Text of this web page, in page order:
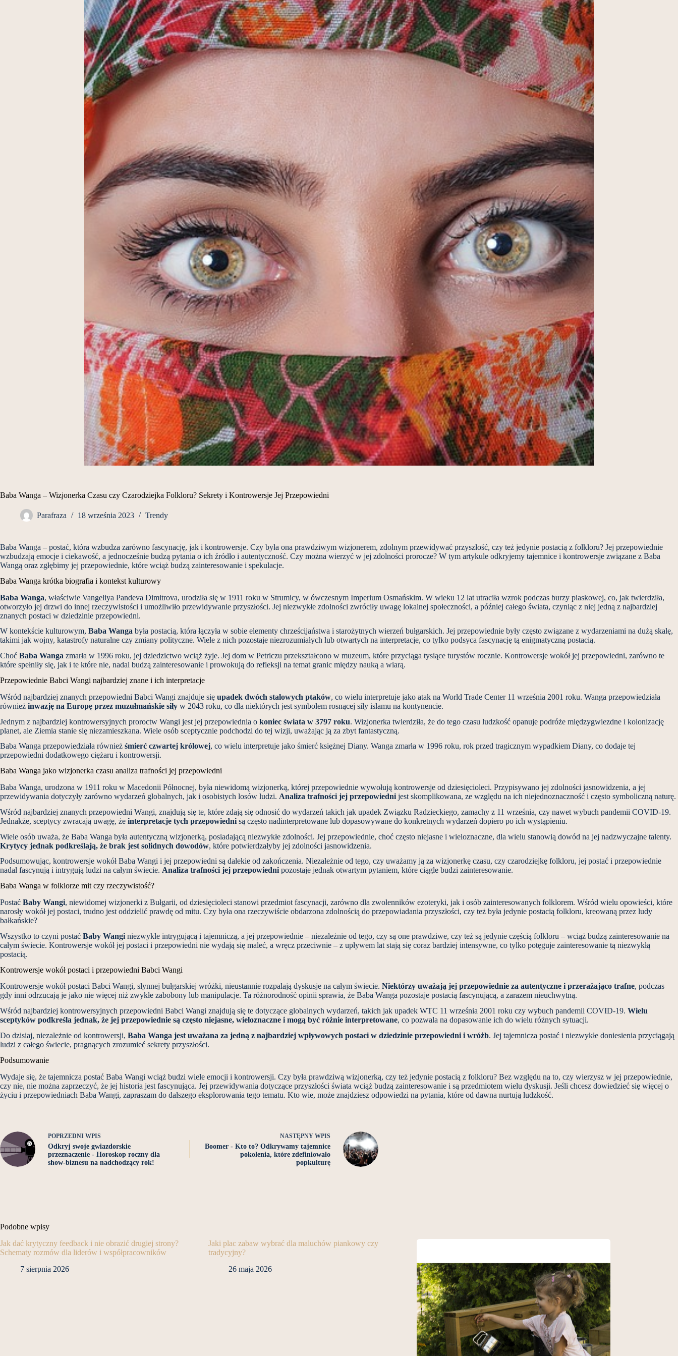
Baba Wanga – Wizjonerka Czasu czy Czarodziejka Folkloru? Sekrety i Kontrowersje Jej Przepowiedni
Parafraza 18 września 2023 Trendy
Baba Wanga – postać, która wzbudza zarówno fascynację, jak i kontrowersje. Czy była ona prawdziwym wizjonerem, zdolnym przewidywać przyszłość, czy też jedynie postacią z folkloru? Jej przepowiednie
wzbudzają emocje i ciekawość, a jednocześnie budzą pytania o ich źródło i autentyczność. Czy można wierzyć w jej zdolności prorocze? W tym artykule odkryjemy tajemnice i kontrowersje związane z Baba
Wangą oraz zgłębimy jej przepowiednie, które wciąż budzą zainteresowanie i spekulacje.
Baba Wanga krótka biografia i kontekst kulturowy
Baba Wanga, właściwie Vangeliya Pandeva Dimitrova, urodziła się w 1911 roku w Strumicy, w ówczesnym Imperium Osmańskim. W wieku 12 lat utraciła wzrok podczas burzy piaskowej, co, jak twierdziła,
otworzyło jej drzwi do innej rzeczywistości i umożliwiło przewidywanie przyszłości. Jej niezwykłe zdolności zwróciły uwagę lokalnej społeczności, a później całego świata, czyniąc z niej jedną z najbardziej
znanych postaci w dziedzinie przepowiedni.
W kontekście kulturowym, Baba Wanga była postacią, która łączyła w sobie elementy chrześcijaństwa i starożytnych wierzeń bułgarskich. Jej przepowiednie były często związane z wydarzeniami na dużą skalę,
takimi jak wojny, katastrofy naturalne czy zmiany polityczne. Wiele z nich pozostaje niezrozumiałych lub otwartych na interpretacje, co tylko podsyca fascynację tą enigmatyczną postacią.
Choć Baba Wanga zmarła w 1996 roku, jej dziedzictwo wciąż żyje. Jej dom w Petriczu przekształcono w muzeum, które przyciąga tysiące turystów rocznie. Kontrowersje wokół jej przepowiedni, zarówno te
które spełniły się, jak i te które nie, nadal budzą zainteresowanie i prowokują do refleksji na temat granic między nauką a wiarą.
Przepowiednie Babci Wangi najbardziej znane i ich interpretacje
Wśród najbardziej znanych przepowiedni Babci Wangi znajduje się upadek dwóch stalowych ptaków, co wielu interpretuje jako atak na World Trade Center 11 września 2001 roku. Wanga przepowiedziała
również inwazję na Europę przez muzułmańskie siły w 2043 roku, co dla niektórych jest symbolem rosnącej siły islamu na kontynencie.
Jednym z najbardziej kontrowersyjnych proroctw Wangi jest jej przepowiednia o koniec świata w 3797 roku. Wizjonerka twierdziła, że do tego czasu ludzkość opanuje podróże międzygwiezdne i kolonizację
planet, ale Ziemia stanie się niezamieszkana. Wiele osób sceptycznie podchodzi do tej wizji, uważając ją za zbyt fantastyczną.
Baba Wanga przepowiedziała również śmierć czwartej królowej, co wielu interpretuje jako śmierć księżnej Diany. Wanga zmarła w 1996 roku, rok przed tragicznym wypadkiem Diany, co dodaje tej
przepowiedni dodatkowego ciężaru i kontrowersji.
Baba Wanga jako wizjonerka czasu analiza trafności jej przepowiedni
Baba Wanga, urodzona w 1911 roku w Macedonii Północnej, była niewidomą wizjonerką, której przepowiednie wywołują kontrowersje od dziesięcioleci. Przypisywano jej zdolności jasnowidzenia, a jej
przewidywania dotyczyły zarówno wydarzeń globalnych, jak i osobistych losów ludzi. Analiza trafności jej przepowiedni jest skomplikowana, ze względu na ich niejednoznaczność i często symboliczną naturę.
Wśród najbardziej znanych przepowiedni Wangi, znajdują się te, które zdają się odnosić do wydarzeń takich jak upadek Związku Radzieckiego, zamachy z 11 września, czy nawet wybuch pandemii COVID-19.
Jednakże, sceptycy zwracają uwagę, że interpretacje tych przepowiedni są często nadinterpretowane lub dopasowywane do konkretnych wydarzeń dopiero po ich wystąpieniu.
Wiele osób uważa, że Baba Wanga była autentyczną wizjonerką, posiadającą niezwykłe zdolności. Jej przepowiednie, choć często niejasne i wieloznaczne, dla wielu stanowią dowód na jej nadzwyczajne talenty.
Krytycy jednak podkreślają, że brak jest solidnych dowodów, które potwierdzałyby jej zdolności jasnowidzenia.
Podsumowując, kontrowersje wokół Baba Wangi i jej przepowiedni są dalekie od zakończenia. Niezależnie od tego, czy uważamy ją za wizjonerkę czasu, czy czarodziejkę folkloru, jej postać i przepowiednie
nadal fascynują i intrygują ludzi na całym świecie. Analiza trafności jej przepowiedni pozostaje jednak otwartym pytaniem, które ciągle budzi zainteresowanie.
Baba Wanga w folklorze mit czy rzeczywistość?
Postać Baby Wangi, niewidomej wizjonerki z Bułgarii, od dziesięcioleci stanowi przedmiot fascynacji, zarówno dla zwolenników ezoteryki, jak i osób zainteresowanych folklorem. Wśród wielu opowieści, które
narosły wokół jej postaci, trudno jest oddzielić prawdę od mitu. Czy była ona rzeczywiście obdarzona zdolnością do przepowiadania przyszłości, czy też była jedynie postacią folkloru, kreowaną przez ludy
bałkańskie?
Wszystko to czyni postać Baby Wangi niezwykle intrygującą i tajemniczą, a jej przepowiednie – niezależnie od tego, czy są one prawdziwe, czy też są jedynie częścią folkloru – wciąż budzą zainteresowanie na
całym świecie. Kontrowersje wokół jej postaci i przepowiedni nie wydają się maleć, a wręcz przeciwnie – z upływem lat stają się coraz bardziej intensywne, co tylko potęguje zainteresowanie tą niezwykłą
postacią.
Kontrowersje wokół postaci i przepowiedni Babci Wangi
Kontrowersje wokół postaci Babci Wangi, słynnej bułgarskiej wróżki, nieustannie rozpalają dyskusje na całym świecie. Niektórzy uważają jej przepowiednie za autentyczne i przerażająco trafne, podczas
gdy inni odrzucają je jako nie więcej niż zwykłe zabobony lub manipulacje. Ta różnorodność opinii sprawia, że Baba Wanga pozostaje postacią fascynującą, a zarazem nieuchwytną.
Wśród najbardziej kontrowersyjnych przepowiedni Babci Wangi znajdują się te dotyczące globalnych wydarzeń, takich jak upadek WTC 11 września 2001 roku czy wybuch pandemii COVID-19. Wielu
sceptyków podkreśla jednak, że jej przepowiednie są często niejasne, wieloznaczne i mogą być różnie interpretowane, co pozwala na dopasowanie ich do wielu różnych sytuacji.
Do dzisiaj, niezależnie od kontrowersji, Baba Wanga jest uważana za jedną z najbardziej wpływowych postaci w dziedzinie przepowiedni i wróżb. Jej tajemnicza postać i niezwykłe doniesienia przyciągają
ludzi z całego świecie, pragnących zrozumieć sekrety przyszłości.
Podsumowanie
Wydaje się, że tajemnicza postać Baba Wangi wciąż budzi wiele emocji i kontrowersji. Czy była prawdziwą wizjonerką, czy też jedynie postacią z folkloru? Bez względu na to, czy wierzysz w jej przepowiednie,
czy nie, nie można zaprzeczyć, że jej historia jest fascynująca. Jej przewidywania dotyczące przyszłości świata wciąż budzą zainteresowanie i są przedmiotem wielu dyskusji. Jeśli chcesz dowiedzieć się więcej o
życiu i przepowiedniach Baba Wangi, zapraszam do dalszego eksplorowania tego tematu. Kto wie, może znajdziesz odpowiedzi na pytania, które od dawna nurtują ludzkość.
POPRZEDNI WPIS
Odkryj swoje gwiazdorskie
przeznaczenie - Horoskop roczny dla
show-biznesu na nadchodzący rok!
NASTĘPNY WPIS
Boomer - Kto to? Odkrywamy tajemnice
pokolenia, które zdefiniowało
popkulturę
Podobne wpisy
Jak dać krytyczny feedback i nie obrazić drugiej strony?
Schematy rozmów dla liderów i współpracowników
7 sierpnia 2026
Jaki plac zabaw wybrać dla maluchów piankowy czy
tradycyjny?
26 maja 2026